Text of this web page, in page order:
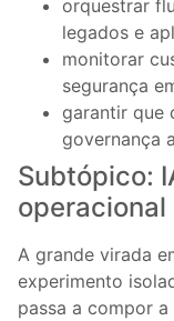
orquestrar
legados e
monitorar
segurança
garantir que
governança
Subtópico:
operacional
A grande virada
experimento
passa a compor